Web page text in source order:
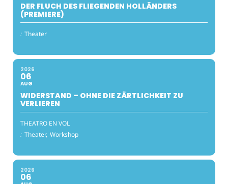
DER FLUCH DES FLIEGENDEN HOLLÄNDERS
(PREMIERE)
: Theater
2026
06
AUG
WIDERSTAND – OHNE DIE ZÄRTLICHKEIT ZU
VERLIEREN
THEATRO EN VOL
: Theater, Workshop
2026
06